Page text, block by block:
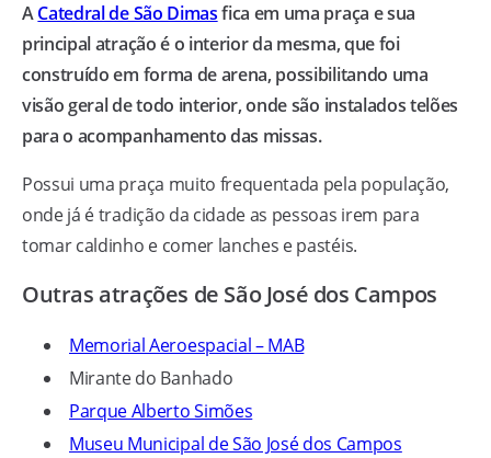
ACatedral de São Dimasfica em uma praça e sua
principal atração é o interior da mesma, que foi
construído em forma de arena, possibilitando uma
visão geral de todo interior, onde são instalados telões
para o acompanhamento das missas.
Possui uma praça muito frequentada pela população,
onde já é tradição da cidade as pessoas irem para
tomar caldinho e comer lanches e pastéis.
Outras atrações de São José dos Campos
Memorial Aeroespacial – MAB
Mirante do Banhado
Parque Alberto Simões
Museu Municipal de São José dos Campos